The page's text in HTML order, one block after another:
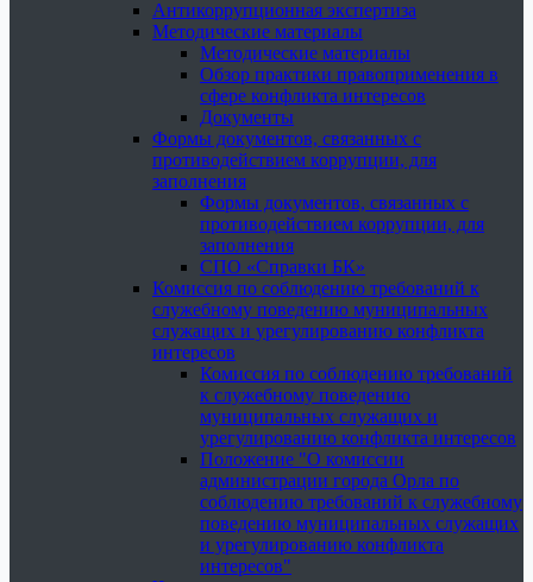
Антикоррупционная экспертиза
Методические материалы
Методические материалы
Обзор практики правоприменения в
сфере конфликта интересов
Документы
Формы документов, связанных с
противодействием коррупции, для
заполнения
Формы документов, связанных с
противодействием коррупции, для
заполнения
СПО «Справки БК»
Комиссия по соблюдению требований к
служебному поведению муниципальных
служащих и урегулированию конфликта
интересов
Комиссия по соблюдению требований
к служебному поведению
муниципальных служащих и
урегулированию конфликта интересов
Положение "О комиссии
администрации города Орла по
соблюдению требований к служебному
поведению муниципальных служащих
и урегулированию конфликта
интересов"